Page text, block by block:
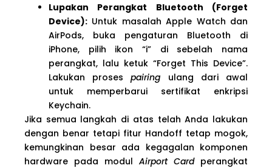
Lupakan Perangkat Bluetooth (Forget
Device): Untuk masalah Apple Watch dan
AirPods, buka pengaturan Bluetooth di
iPhone, pilih ikon “i” di sebelah nama
perangkat, lalu ketuk “Forget This Device”.
Lakukan prosespairing ulang dari awal
untuk memperbarui sertifikat enkripsi
Keychain.
Jika semua langkah di atas telah Anda lakukan
dengan benar tetapi fitur Handoff tetap mogok,
kemungkinan besar ada kegagalan komponen
hardware pada modul Airport Cardperangkat